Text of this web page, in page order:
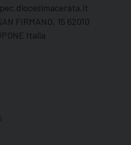
FIRMANO, 15 62010
Italia